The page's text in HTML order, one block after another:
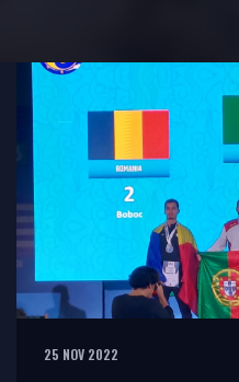
25 NOV 2022